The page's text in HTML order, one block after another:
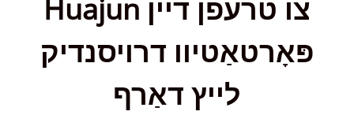
Huajun צו טרעפן דיין
פּאָרטאַטיוו דרויסנדיק
לייץ דאַרף